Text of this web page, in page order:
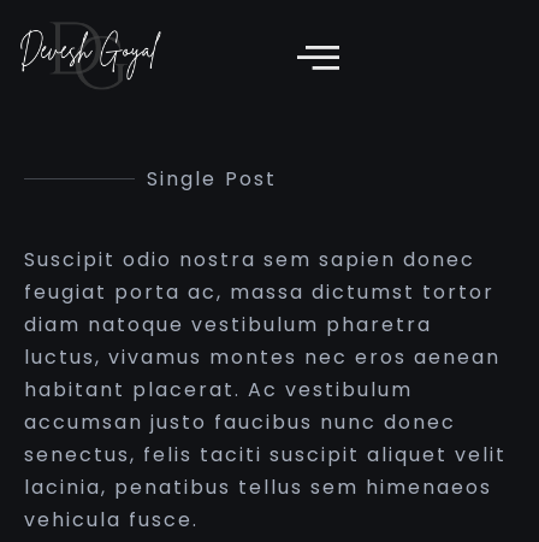
Single Post
Suscipit odio nostra sem sapien donec
feugiat porta ac, massa dictumst tortor
diam natoque vestibulum pharetra
luctus, vivamus montes nec eros aenean
habitant placerat. Ac vestibulum
accumsan justo faucibus nunc donec
senectus, felis taciti suscipit aliquet velit
lacinia, penatibus tellus sem himenaeos
vehicula fusce.